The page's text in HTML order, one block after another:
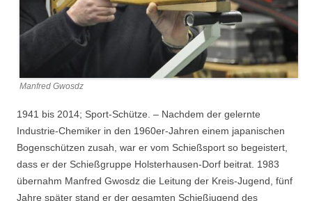
Manfred Gwosdz
1941 bis 2014; Sport-Schütze. – Nachdem der gelernte
Industrie-Chemiker in den 1960er-Jahren einem japanischen
Bogenschützen zusah, war er vom Schießsport so begeistert,
dass er der Schießgruppe Holsterhausen-Dorf beitrat. 1983
übernahm Manfred Gwosdz die Leitung der Kreis-Jugend, fünf
Jahre später stand er der gesamten Schießjugend des